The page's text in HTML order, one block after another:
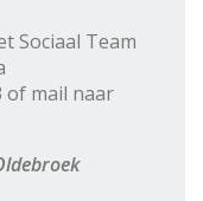
Sociaal Team
of mail naar